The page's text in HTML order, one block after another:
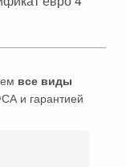
все виды
и гарантией